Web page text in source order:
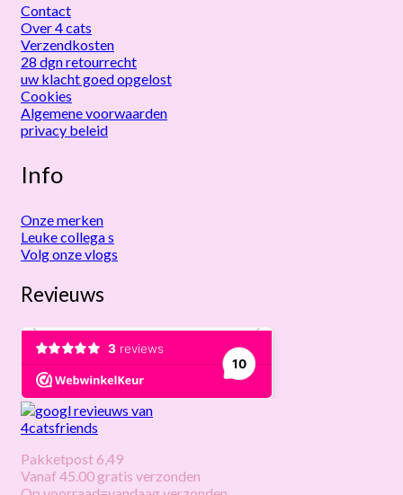
Contact
Over 4 cats
Verzendkosten
28 dgn retourrecht
uw klacht goed opgelost
Cookies
Algemene voorwaarden
privacy beleid
Info
Onze merken
Leuke collega s
Volg onze vlogs
Revieuws
Pakketpost 6,49
Vanaf 45.00 gratis verzonden